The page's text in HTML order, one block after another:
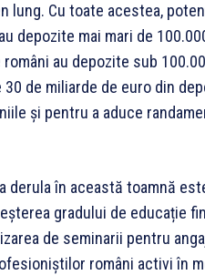
lung. Cu toate acestea,
depozite mai mari de
au depozite sub
de miliarde de euro din
și pentru a aduce
derula în această toamnă
gradului de educație
de seminarii pentru
români activi în